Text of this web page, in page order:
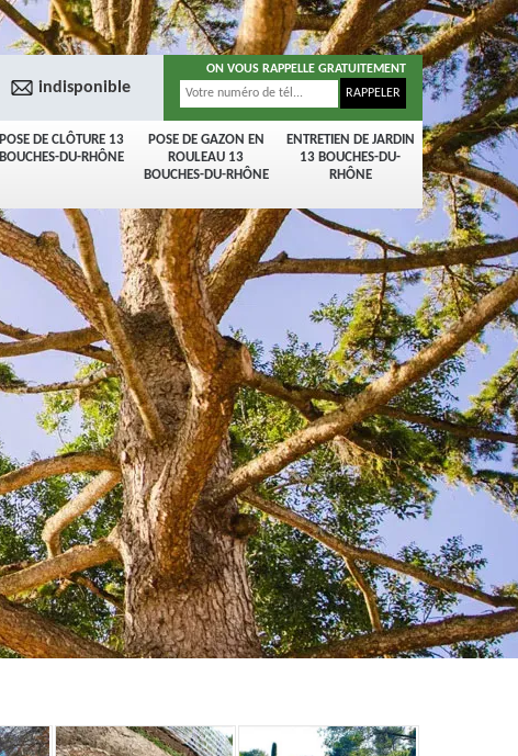
POSE DE CLÔTURE 13
BOUCHES-DU-RHÔNE
POSE DE GAZON EN
ROULEAU 13
BOUCHES-DU-RHÔNE
ENTRETIEN DE JARDIN
13 BOUCHES-DU-
RHÔNE
indisponible
ON VOUS RAPPELLE GRATUITEMENT